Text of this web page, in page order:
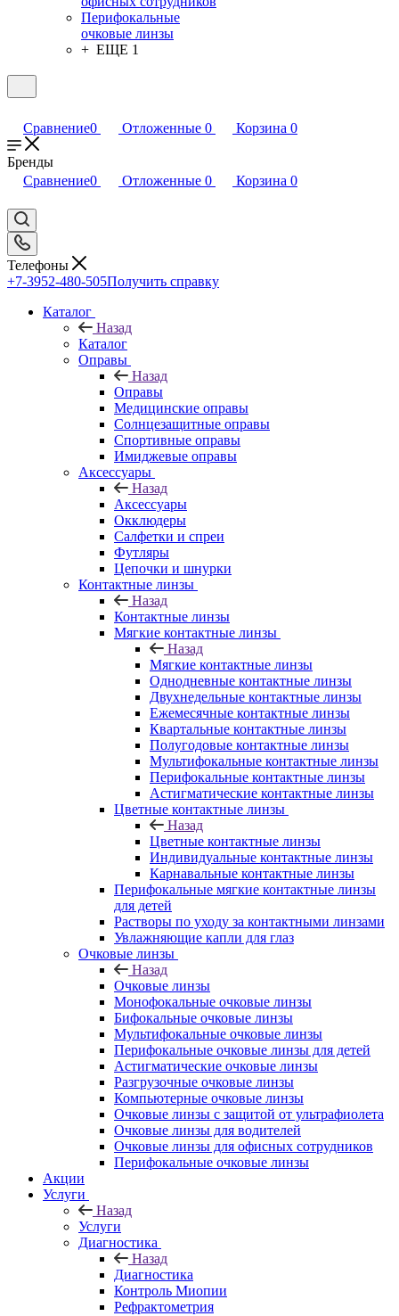
Перифокальные
очковые линзы
+ ЕЩЕ 1
Сравнение0 Отложенные 0 Корзина 0
Бренды
Сравнение0 Отложенные 0 Корзина 0
Телефоны
+7-3952-480-505Получить справку
Каталог
Назад
Каталог
Оправы
Назад
Оправы
Медицинские оправы
Солнцезащитные оправы
Спортивные оправы
Имиджевые оправы
Аксессуары
Назад
Аксессуары
Окклюдеры
Салфетки и спреи
Футляры
Цепочки и шнурки
Контактные линзы
Назад
Контактные линзы
Мягкие контактные линзы
Назад
Мягкие контактные линзы
Однодневные контактные линзы
Двухнедельные контактные линзы
Ежемесячные контактные линзы
Квартальные контактные линзы
Полугодовые контактные линзы
Мультифокальные контактные линзы
Перифокальные контактные линзы
Астигматические контактные линзы
Цветные контактные линзы
Назад
Цветные контактные линзы
Индивидуальные контактные линзы
Карнавальные контактные линзы
Перифокальные мягкие контактные линзы
для детей
Растворы по уходу за контактными линзами
Увлажняющие капли для глаз
Очковые линзы
Назад
Очковые линзы
Монофокальные очковые линзы
Бифокальные очковые линзы
Мультифокальные очковые линзы
Перифокальные очковые линзы для детей
Астигматические очковые линзы
Разгрузочные очковые линзы
Компьютерные очковые линзы
Очковые линзы с защитой от ультрафиолета
Очковые линзы для водителей
Очковые линзы для офисных сотрудников
Перифокальные очковые линзы
Акции
Услуги
Назад
Услуги
Диагностика
Назад
Диагностика
Контроль Миопии
Рефрактометрия